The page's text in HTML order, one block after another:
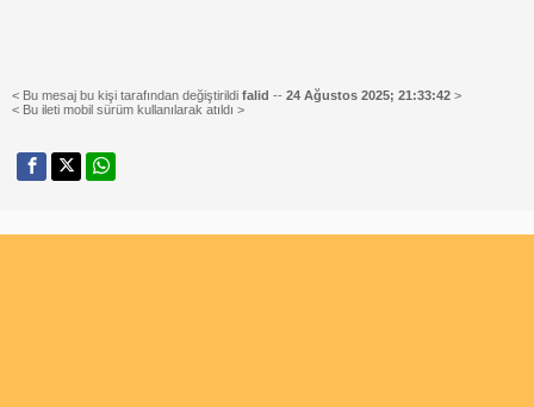
< Bu mesaj bu kişi tarafından değiştirildi falid -- 24 Ağustos 2025; 21:33:42 >
< Bu ileti mobil sürüm kullanılarak atıldı >